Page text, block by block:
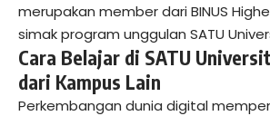
merupakan member dari BINUS
simak program unggulan SATU
Cara Belajar di SATU
dari Kampus Lain
Perkembangan dunia digital